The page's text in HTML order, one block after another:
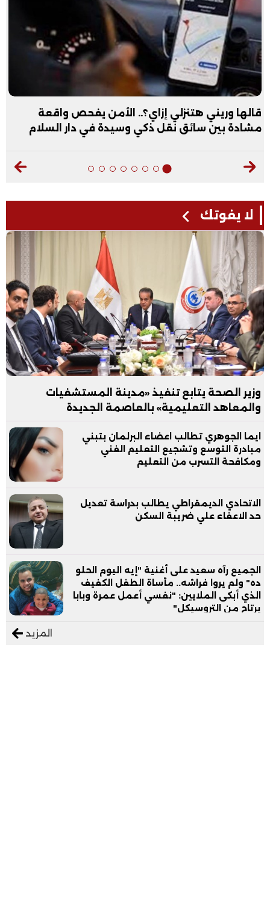
قالها وريني هتنزلي إزاي؟.. الأمن يفحص واقعة
مشادة بين سائق نقل ذكي وسيدة في دار السلام
لا يفوتك
وزير الصحة يتابع تنفيذ «مدينة المستشفيات
والمعاهد التعليمية» بالعاصمة الجديدة
ايما الجوهري تطالب اعضاء البرلمان بتبني
مبادرة التوسع وتشجيع التعليم الفني
ومكافحة التسرب من التعليم
الاتحادي الديمقراطي يطالب بدراسة تعديل
حد الاعفاء علي ضريبة السكن
الجميع رآه سعيد على أغنية "إيه اليوم الحلو
ده" ولم يروا فراشه.. مأساة الطفل الكفيف
الذي أبكى الملايين: "نفسي أعمل عمرة وبابا
يرتاح من التروسيكل"
المزيد